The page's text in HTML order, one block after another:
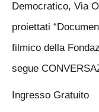
Democratico, Via
proiettati
filmico della
segue
Ingresso Gratuito